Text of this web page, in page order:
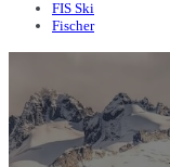
FIS Ski
Fischer